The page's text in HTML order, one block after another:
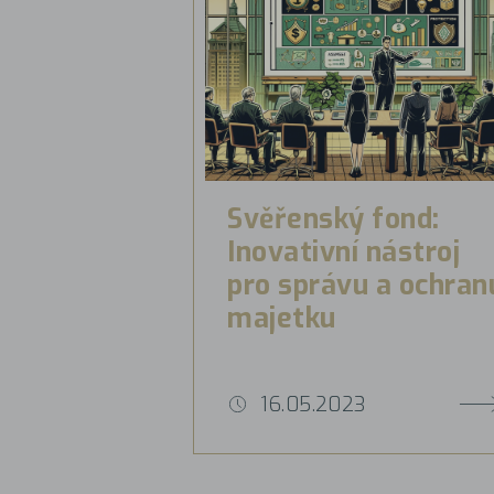
Svěřenský fond:
Inovativní nástroj
pro správu a
majetku
16.05.2023